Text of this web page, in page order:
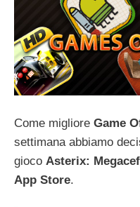
Come migliore Game
settimana abbiamo
gioco Asterix:
App Store.